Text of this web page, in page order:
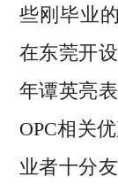
些刚毕业
在东莞开
年谭英亮
OPC相关
业者十分